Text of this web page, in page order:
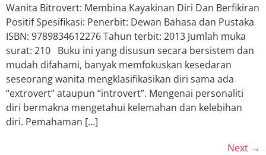
Wanita Bitrovert: Membina Kayakinan Diri Dan Berfikiran
Positif Spesifikasi: Penerbit: Dewan Bahasa dan Pustaka
ISBN: 9789834612276 Tahun terbit: 2013 Jumlah muka
surat: 210 Buku ini yang disusun secara bersistem dan
mudah difahami, banyak memfokuskan kesedaran
seseorang wanita mengklasifikasikan diri sama ada
“extrovert” ataupun “introvert”. Mengenai personaliti
diri bermakna mengetahui kelemahan dan kelebihan
diri. Pemahaman […]
Next →